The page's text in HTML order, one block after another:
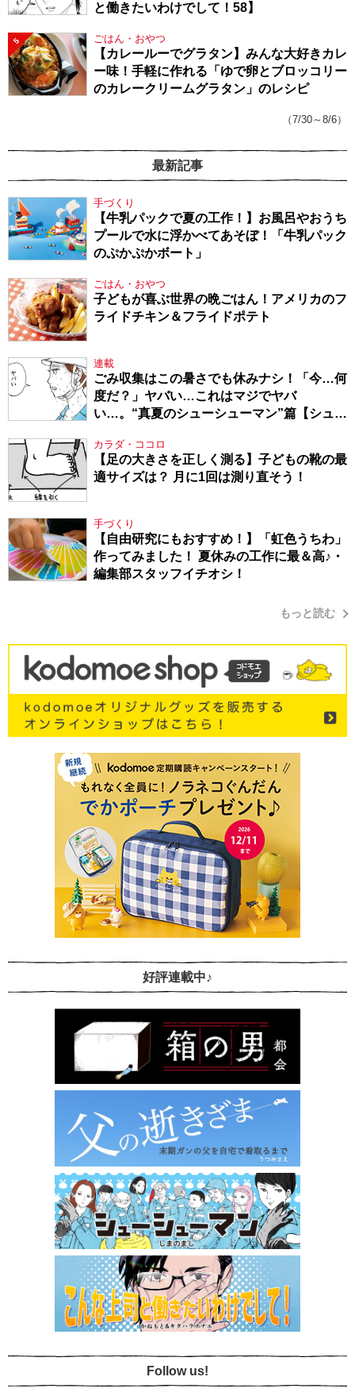
と働きたいわけでして！58】
5 ごはん・おやつ
【カレールーでグラタン】みんな大好きカレ
ー味！手軽に作れる「ゆで卵とブロッコリー
のカレークリームグラタン」のレシピ
（7/30～8/6）
最新記事
手づくり
【牛乳パックで夏の工作！】お風呂やおうち
プールで水に浮かべてあそぼ！「牛乳パック
のぷかぷかボート」
ごはん・おやつ
子どもが喜ぶ世界の晩ごはん！アメリカのフ
ライドチキン＆フライドポテト
連載
ごみ収集はこの暑さでも休みナシ！「今…何
度だ？」ヤバい…これはマジでヤバ
い…。“真夏のシューシューマン”篇【シュー
カラダ・ココロ
【足の大きさを正しく測る】子どもの靴の最
適サイズは？ 月に1回は測り直そう！
手づくり
【自由研究にもおすすめ！】「虹色うちわ」
作ってみました！ 夏休みの工作に最＆高♪・
編集部スタッフイチオシ！
もっと読む
好評連載中♪
Follow us!